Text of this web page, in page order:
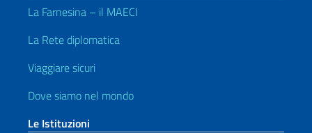
La Farnesina – il MAECI
La Rete diplomatica
Viaggiare sicuri
Dove siamo nel mondo
Le Istituzioni